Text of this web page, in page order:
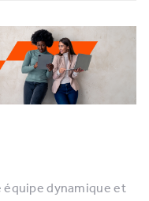
équipe dynamique et